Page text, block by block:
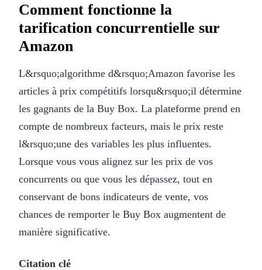
Comment fonctionne la
tarification concurrentielle sur
Amazon
L&rsquo;algorithme d&rsquo;Amazon favorise les
articles à prix compétitifs lorsqu&rsquo;il détermine
les gagnants de la Buy Box. La plateforme prend en
compte de nombreux facteurs, mais le prix reste
l&rsquo;une des variables les plus influentes.
Lorsque vous vous alignez sur les prix de vos
concurrents ou que vous les dépassez, tout en
conservant de bons indicateurs de vente, vos
chances de remporter le Buy Box augmentent de
manière significative.
Citation clé